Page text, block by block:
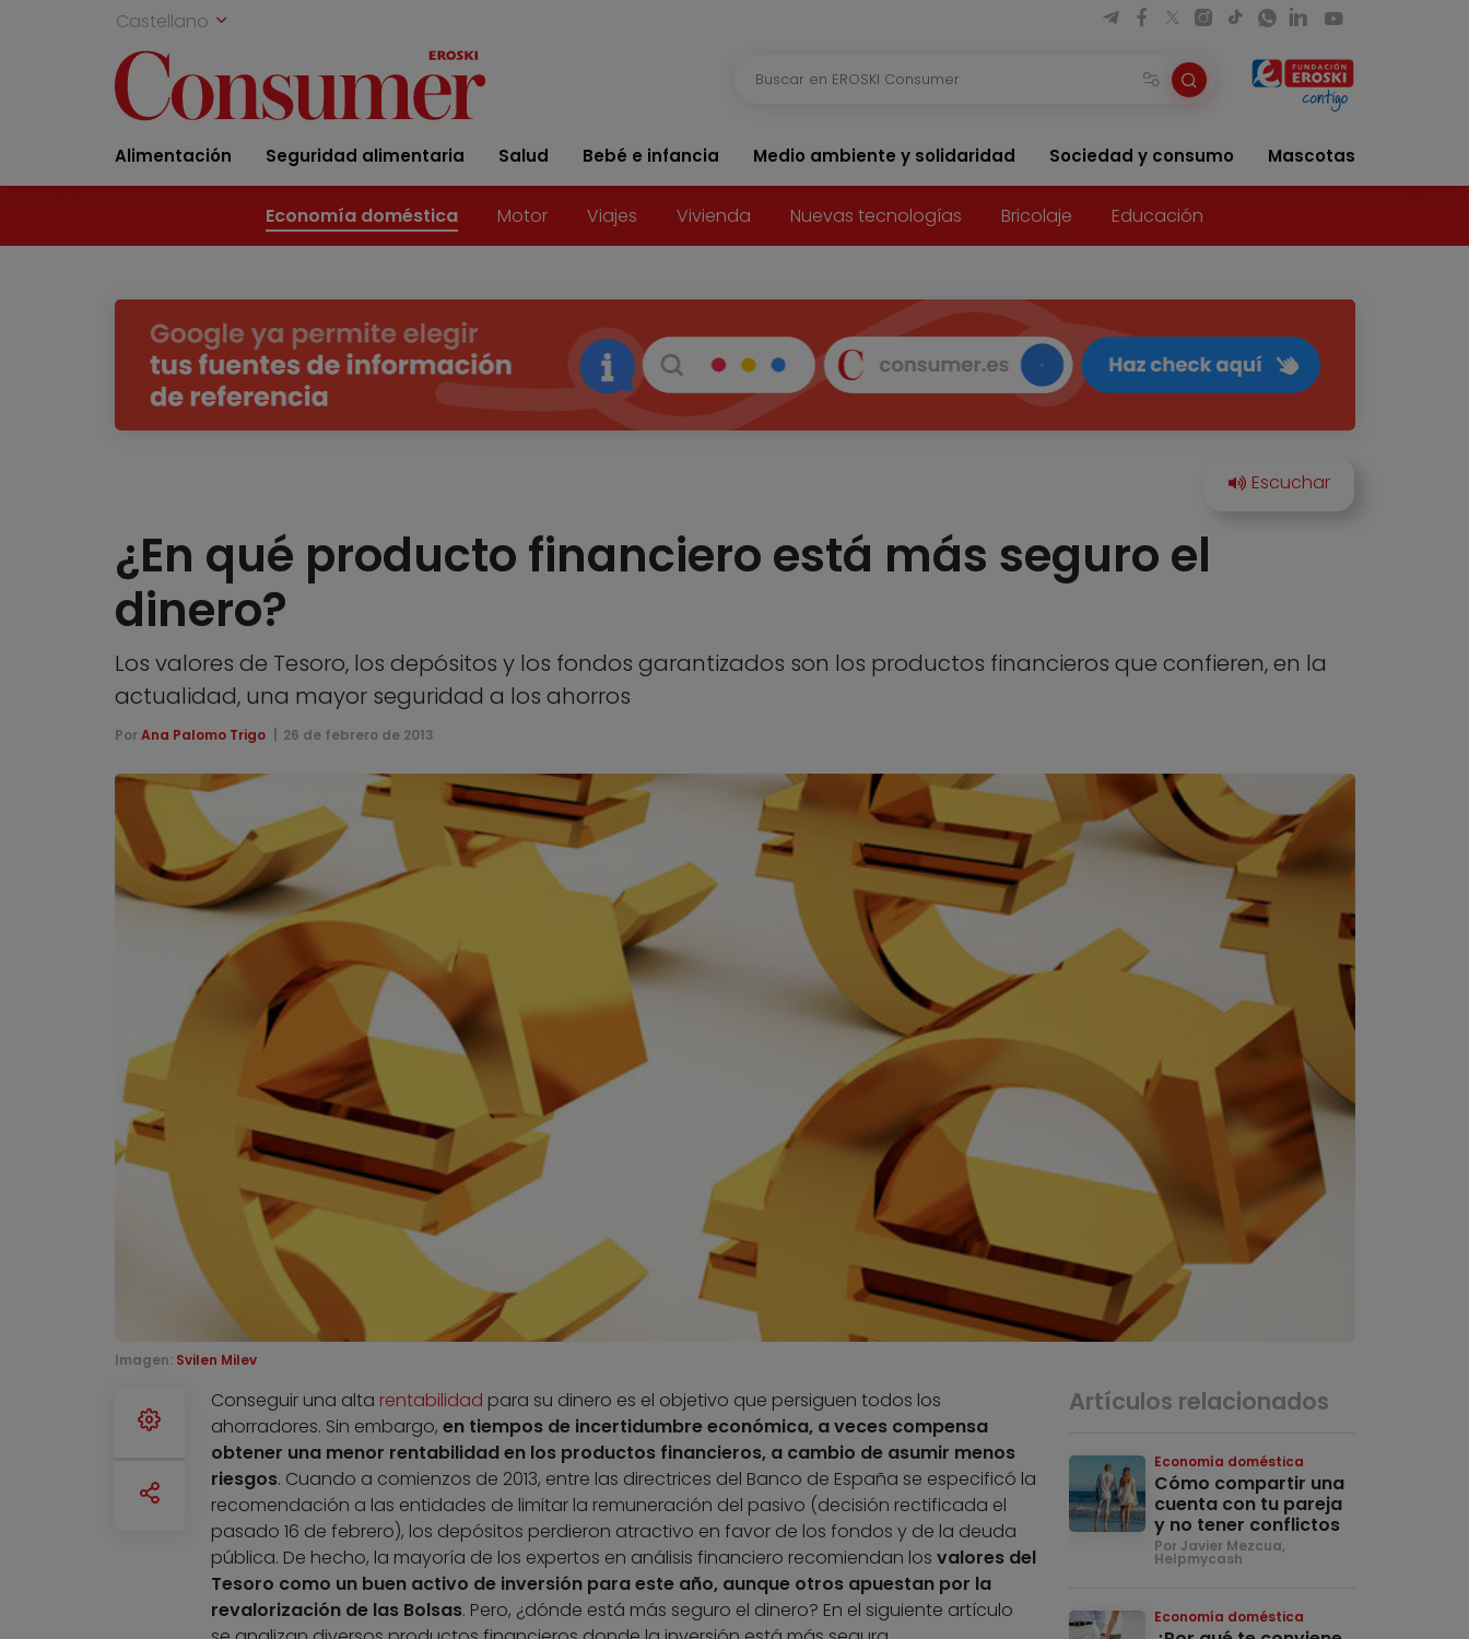
Castellano
Alimentación Seguridad alimentaria Salud Bebé e infancia Medio ambiente y solidaridad Sociedad y consumo Mascotas
Economía doméstica Motor Viajes Vivienda Nuevas tecnologías Bricolaje Educación
¿En qué producto financiero está más seguro el
dinero?
Los valores de Tesoro, los depósitos y los fondos garantizados son los productos financieros que confieren, en la
actualidad, una mayor seguridad a los ahorros
Por Ana Palomo Trigo 26 de febrero de 2013
Imagen: Svilen Milev
Conseguir una alta rentabilidad para su dinero es el objetivo que persiguen todos los
ahorradores. Sin embargo, en tiempos de incertidumbre económica, a veces compensa
obtener una menor rentabilidad en los productos financieros, a cambio de asumir menos
riesgos. Cuando a comienzos de 2013, entre las directrices del Banco de España se especificó la
recomendación a las entidades de limitar la remuneración del pasivo (decisión rectificada el
pasado 16 de febrero), los depósitos perdieron atractivo en favor de los fondos y de la deuda
pública. De hecho, la mayoría de los expertos en análisis financiero recomiendan los valores del
Tesoro como un buen activo de inversión para este año, aunque otros apuestan por la
revalorización de las Bolsas. Pero, ¿dónde está más seguro el dinero? En el siguiente artículo
Artículos relacionados
Economía doméstica
Cómo compartir una
cuenta con tu pareja
y no tener conflictos
Por Javier Mezcua,
Helpmycash
Economía doméstica